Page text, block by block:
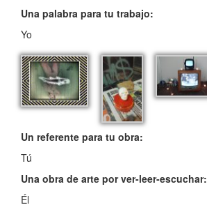
Una palabra para tu trabajo:
Yo
Un referente para tu obra:
Tú
Una obra de arte por ver-leer-escuchar:
Él